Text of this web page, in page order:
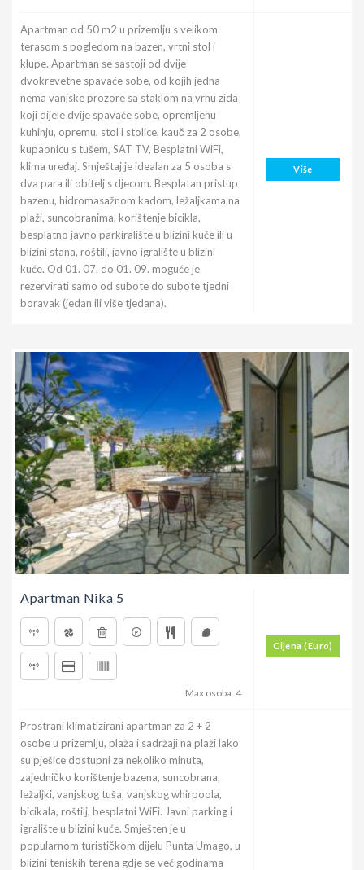
Apartman od 50 m2 u prizemlju s velikom
terasom s pogledom na bazen, vrtni stol i
klupe. Apartman se sastoji od dvije
dvokrevetne spavaće sobe, od kojih jedna
nema vanjske prozore sa staklom na vrhu zida
koji dijele dvije spavaće sobe, opremljenu
kuhinju, opremu, stol i stolice, kauč za 2 osobe,
kupaonicu s tušem, SAT TV, Besplatni WiFi,
klima uređaj. Smještaj je idealan za 5 osoba s
dva para ili obitelj s djecom. Besplatan pristup
bazenu, hidromasažnom kadom, ležaljkama na
plaži, suncobranima, korištenje bicikla,
besplatno javno parkiralište u blizini kuće ili u
blizini stana, roštilj, javno igralište u blizini
kuće. Od 01. 07. do 01. 09. moguće je
rezervirati samo od subote do subote tjedni
boravak (jedan ili više tjedana).
Više
Apartman Nika 5
Max osoba: 4
Cijena (Euro)
Prostrani klimatizirani apartman za 2 + 2
osobe u prizemlju, plaža i sadržaji na plaži lako
su pješice dostupni za nekoliko minuta,
zajedničko korištenje bazena, suncobrana,
ležaljki, vanjskog tuša, vanjskog whirpoola,
bicikala, roštilj, besplatni WiFi. Javni parking i
igralište u blizini kuće. Smješten je u
popularnom turističkom dijelu Punta Umago, u
blizini teniskih terena gdje se već godinama